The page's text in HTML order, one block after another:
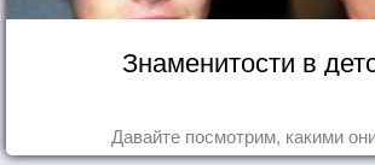
Знаменитости в
Давайте посмотрим, какими